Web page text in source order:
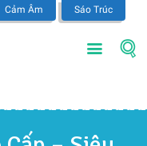
Cảm Âm Sáo Trúc